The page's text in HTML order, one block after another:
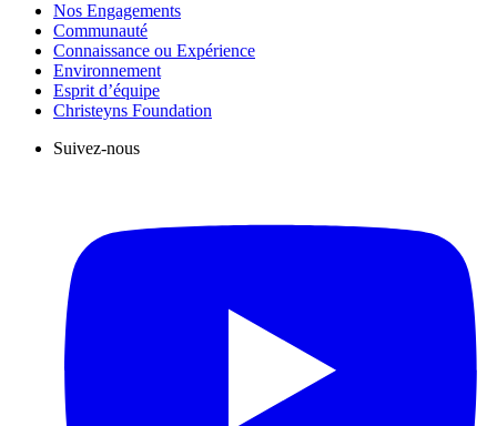
Nos Engagements
Communauté
Connaissance ou Expérience
Environnement
Esprit d’équipe
Christeyns Foundation
Suivez-nous